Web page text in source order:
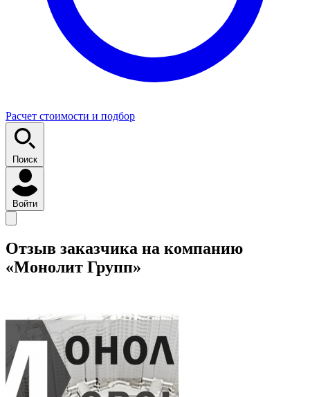
Расчет стоимости и подбор
Поиск
Войти
Отзыв заказчика на компанию
«Монолит Групп»